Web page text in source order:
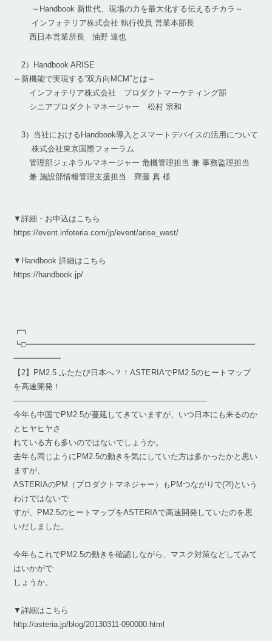
～Handbook 新世代、現場の力を最大化する伝えるチカラ～
インフォテリア株式会社 執行役員 営業本部長
西日本営業所長 油野 達也
2）Handbook ARISE
～新機能で実現する“双方向MCM”とは～
インフォテリア株式会社 プロダクトマーケティング部
シニアプロダクトマネージャー 松村 宗和
3）当社におけるHandbook導入とスマートデバイスの活用について
株式会社東京国際フォーラム
管理部ジェネラルマネージャー 危機管理担当 兼 事務監理担当
兼 施設部情報管理支援担当 齊藤 真 様
▼詳細・お申込はこちら
https://event.infoteria.com/jp/event/arise_west/
▼Handbook 詳細はこちら
https://handbook.jp/
┏┓
┗□━━━━━━━━━━━━━━━━━━━━━━━━━━━━━
━━━━━━
【2】PM2.5 ふたたび日本へ？！ASTERIAでPM2.5のヒートマップ
を高速開発！
————————————————————————–
今年も中国でPM2.5が蔓延してきていますが、いつ日本にも来るのか
とヒヤヒヤさ
れている方も多いのではないでしょうか。
去年も同じようにPM2.5の動きを気にしていた方は多かったかと思い
ますが、
ASTERIAのPM（プロダクトマネジャー）もPMつながりで(?!)という
わけではないで
すが、PM2.5のヒートマップをASTERIAで高速開発していたのを思
いだしました。
今年もこれでPM2.5の動きを確認しながら、マスク対策などしてみて
はいかがで
しょうか。
▼詳細はこちら
http://asteria.jp/blog/20130311-090000.html